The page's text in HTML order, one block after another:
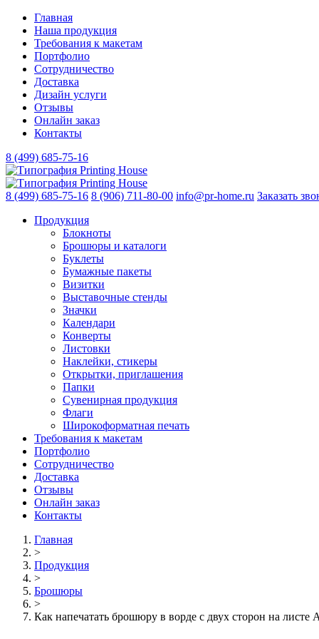
Главная
Наша продукция
Требования к макетам
Портфолио
Сотрудничество
Доставка
Дизайн услуги
Отзывы
Онлайн заказ
Контакты
8 (499) 685-75-16
8 (499) 685-75-16 8 (906) 711-80-00 info@pr-home.ru Заказать
Продукция
Блокноты
Брошюры и каталоги
Буклеты
Бумажные пакеты
Визитки
Выставочные стенды
Значки
Календари
Конверты
Листовки
Наклейки, стикеры
Открытки, приглашения
Папки
Сувенирная продукция
Флаги
Широкоформатная печать
Требования к макетам
Портфолио
Сотрудничество
Доставка
Отзывы
Онлайн заказ
Контакты
Главная
>
Продукция
>
Брошюры
>
Как напечатать брошюру в ворде с двух сторон на листе